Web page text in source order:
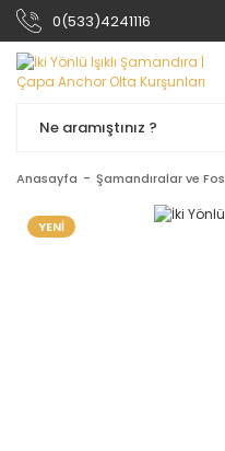
0(533)4241116
Anasayfa Şamandıralar ve
YENİ